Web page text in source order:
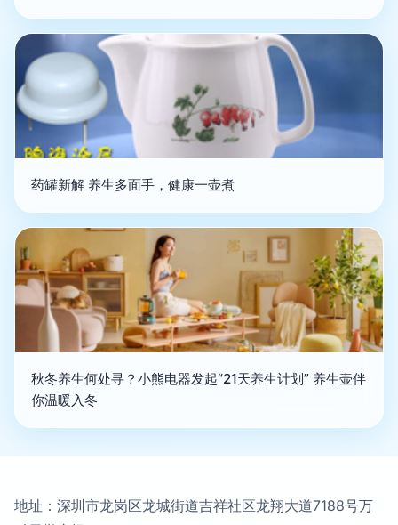
药罐新解 养生多面手，健康一壶煮
秋冬养生何处寻？小熊电器发起“21天养生计划” 养生壶伴
你温暖入冬
地址：深圳市龙岗区龙城街道吉祥社区龙翔大道7188号万